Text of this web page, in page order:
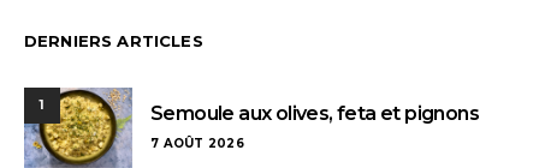
DERNIERS ARTICLES
1 Semoule aux olives, feta et pignons
7 AOÛT 2026